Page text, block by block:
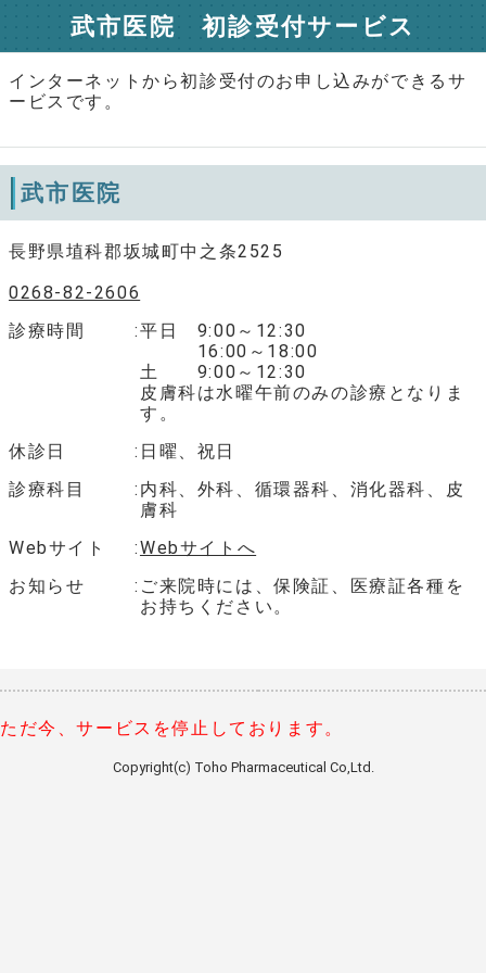
武市医院 初診受付サービス
インターネットから初診受付のお申し込みができるサ
ービスです。
武市医院
長野県埴科郡坂城町中之条2525
0268-82-2606
診療時間
平日 9:00～12:30
16:00～18:00
土 9:00～12:30
皮膚科は水曜午前のみの診療となりま
す。
休診日
日曜、祝日
診療科目
内科、外科、循環器科、消化器科、皮
膚科
Webサイト
Webサイトへ
お知らせ
ご来院時には、保険証、医療証各種を
お持ちください。
ただ今、サービスを停止しております。
Copyright(c) Toho Pharmaceutical Co,Ltd.